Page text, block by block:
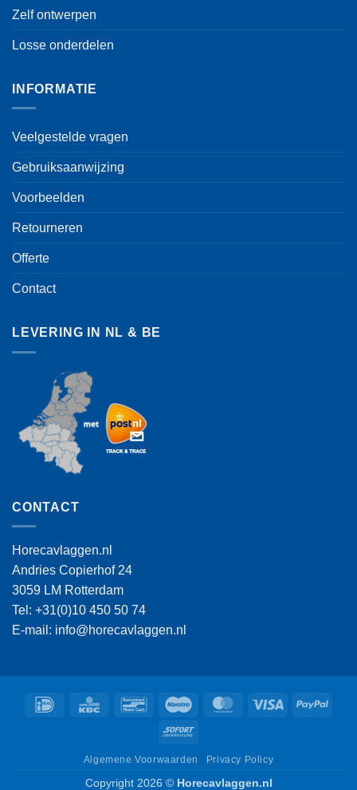
Zelf ontwerpen
Losse onderdelen
INFORMATIE
Veelgestelde vragen
Gebruiksaanwijzing
Voorbeelden
Retourneren
Offerte
Contact
LEVERING IN NL & BE
CONTACT
Horecavlaggen.nl
Andries Copierhof 24
3059 LM Rotterdam
Tel: +31(0)10 450 50 74
E-mail: info@horecavlaggen.nl
IDeal KBC BancontactMaestro MasterCardVisa
Sofort
Algemene Voorwaarden Privacy Policy
Copyright 2026 © Horecavlaggen.nl